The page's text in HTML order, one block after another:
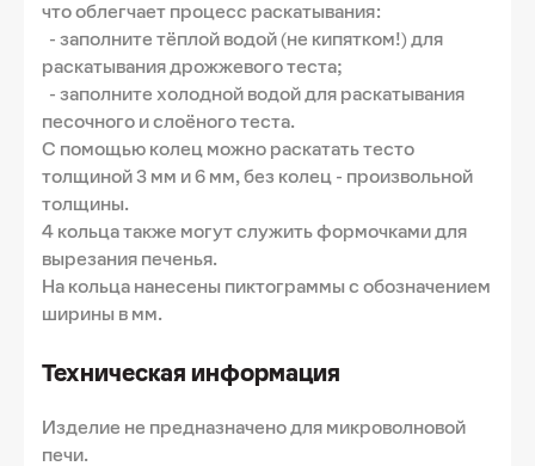
что облегчает процесс раскатывания:
- заполните тёплой водой (не кипятком!) для
раскатывания дрожжевого теста;
- заполните холодной водой для раскатывания
песочного и слоёного теста.
С помощью колец можно раскатать тесто
толщиной 3 мм и 6 мм, без колец - произвольной
толщины.
4 кольца также могут служить формочками для
вырезания печенья.
На кольца нанесены пиктограммы с обозначением
ширины в мм.
Техническая информация
Изделие не предназначено для микроволновой
печи.